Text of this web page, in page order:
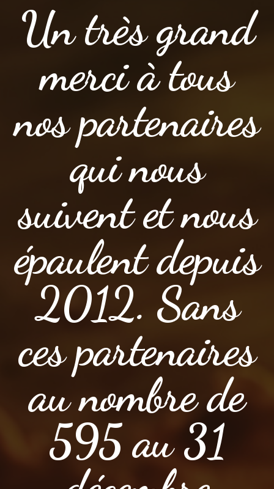
Un très grand
merci à tous
nos partenaires
qui nous
suivent et nous
épaulent depuis
2012. Sans
ces partenaires
au nombre de
595 au 31